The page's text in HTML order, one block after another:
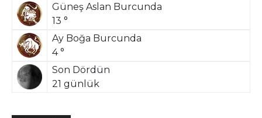
Güneş Aslan Burcunda
13 °
Ay Boğa Burcunda
4 °
Son Dördün
21 günlük